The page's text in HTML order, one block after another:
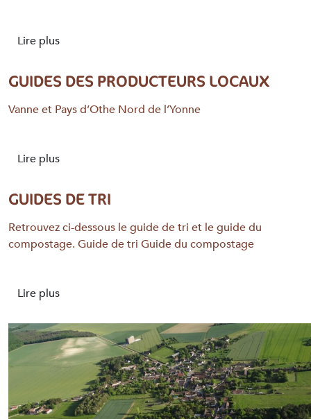
Lire plus
GUIDES DES PRODUCTEURS LOCAUX
Vanne et Pays d’Othe Nord de l’Yonne
Lire plus
GUIDES DE TRI
Retrouvez ci-dessous le guide de tri et le guide du
compostage. Guide de tri Guide du compostage
Lire plus